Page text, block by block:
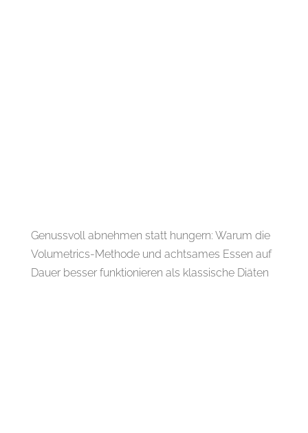
Genussvoll abnehmen statt hungern: Warum die
Volumetrics-Methode und achtsames Essen auf
Dauer besser funktionieren als klassische Diäten